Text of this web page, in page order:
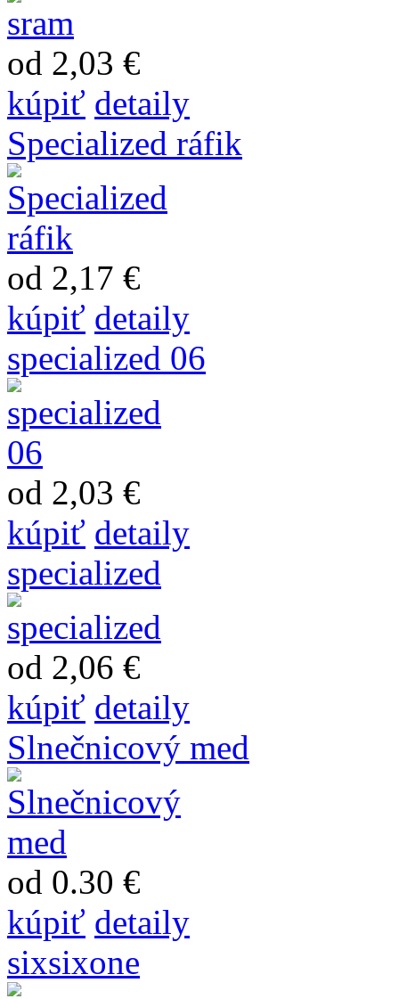
od 2,03 €
kúpiť detaily
Specialized ráfik
od 2,17 €
kúpiť detaily
specialized 06
od 2,03 €
kúpiť detaily
specialized
od 2,06 €
kúpiť detaily
Slnečnicový med
od 0.30 €
kúpiť detaily
sixsixone